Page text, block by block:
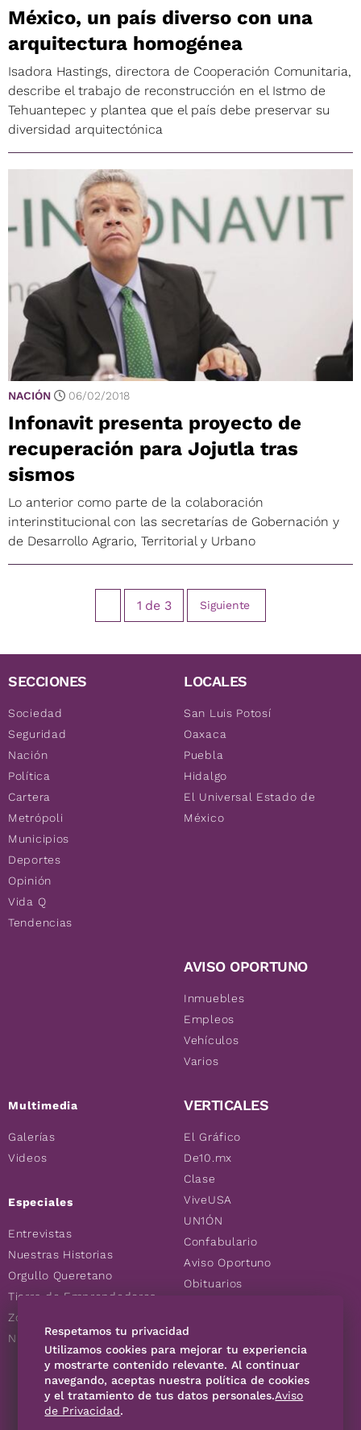
México, un país diverso con una
arquitectura homogénea
Isadora Hastings, directora de Cooperación Comunitaria,
describe el trabajo de reconstrucción en el Istmo de
Tehuantepec y plantea que el país debe preservar su
diversidad arquitectónica
NACIÓN 06/02/2018
Infonavit presenta proyecto de
recuperación para Jojutla tras
sismos
Lo anterior como parte de la colaboración
interinstitucional con las secretarías de Gobernación y
de Desarrollo Agrario, Territorial y Urbano
1 de 3 Siguiente
SECCIONES
Sociedad
Seguridad
Nación
Política
Cartera
Metrópoli
Municipios
Deportes
Opinión
Vida Q
Tendencias
Multimedia
Galerías
Videos
Especiales
Entrevistas
Nuestras Historias
Orgullo Queretano
Tierra de Emprendedores
Zoociales
Nuevos Queretanos
LOCALES
San Luis Potosí
Oaxaca
Puebla
Hidalgo
El Universal Estado de
México
AVISO OPORTUNO
Inmuebles
Empleos
Vehículos
Varios
VERTICALES
El Gráfico
De10.mx
Clase
ViveUSA
UN1ÓN
Confabulario
Aviso Oportuno
Obituarios
Consultas
SÍGUENOS
Respetamos tu privacidad
Utilizamos cookies para mejorar tu experiencia
y mostrarte contenido relevante. Al continuar
navegando, aceptas nuestra política de cookies
y el tratamiento de tus datos personales.Aviso
de Privacidad.